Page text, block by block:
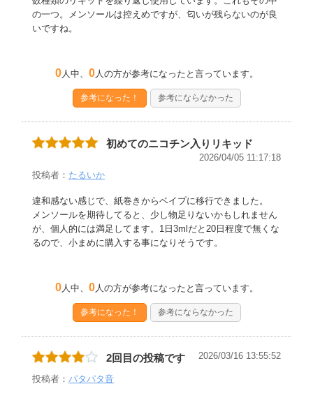
の一つ。メンソールは控えめですが、匂いが残らないのが良
いですね。
0人中、 0人の方が参考になったと言っています。
参考になった！ 参考にならなかった
初めてのニコチン入りリキッド
2026/04/05 11:17:18
投稿者： たるいか
違和感ない感じで、紙巻きからベイプに移行できました。
メンソールを期待してると、少し物足りないかもしれません
が、個人的には満足してます。1日3mlだと20日程度で無くな
るので、小まめに購入する事になりそうです。
0人中、 0人の方が参考になったと言っています。
参考になった！ 参考にならなかった
2回目の投稿です 2026/03/16 13:55:52
投稿者： パタパタ音